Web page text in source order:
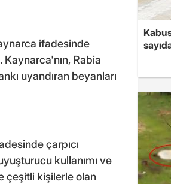
ifadesinde
Rabia
uyandıran beyanları
çarpıcı
kullanımı ve
çeşitli kişilerle olan